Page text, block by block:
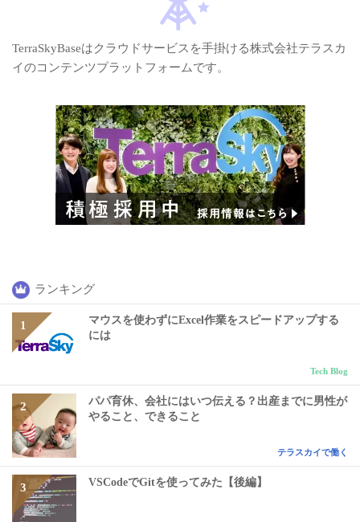
TerraSkyBaseはクラウドサービスを手掛ける株式会社テラスカ
イのコンテンツプラットフォームです。
ランキング
マウスを使わずにExcel作業をスピードアップする
には
Tech Blog
パパ育休、会社にはいつ伝える？出産までに男性が
やること、できること
テラスカイで働く
VSCodeでGitを使ってみた【後編】